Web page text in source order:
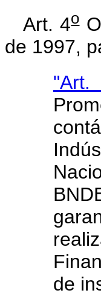
Art. 4o
de 1997,
de